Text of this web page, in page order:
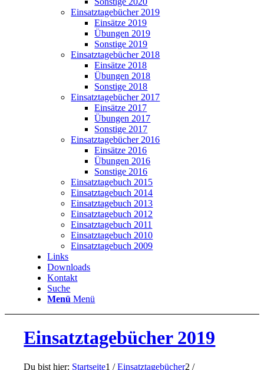
Einsatztagebücher 2019
Einsätze 2019
Übungen 2019
Sonstige 2019
Einsatztagebücher 2018
Einsätze 2018
Übungen 2018
Sonstige 2018
Einsatztagebücher 2017
Einsätze 2017
Übungen 2017
Sonstige 2017
Einsatztagebücher 2016
Einsätze 2016
Übungen 2016
Sonstige 2016
Einsatztagebuch 2015
Einsatztagebuch 2014
Einsatztagebuch 2013
Einsatztagebuch 2012
Einsatztagebuch 2011
Einsatztagebuch 2010
Einsatztagebuch 2009
Links
Downloads
Kontakt
Suche
Menü Menü
Einsatztagebücher 2019
Du bist hier: Startseite1 / Einsatztagebücher2 /